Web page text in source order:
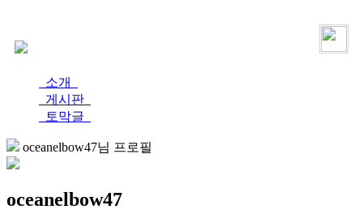
소개
게시판
토막글
oceanelbow47님 프로필
oceanelbow47